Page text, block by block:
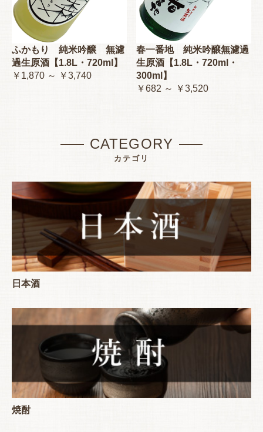
ふかもり 純米吟醸 無濾
過生原酒【1.8L・720ml】
￥1,870 ～ ￥3,740
春一番地 純米吟醸無濾過
生原酒【1.8L・720ml・
300ml】
￥682 ～ ￥3,520
CATEGORY
カテゴリ
日本酒
焼酎